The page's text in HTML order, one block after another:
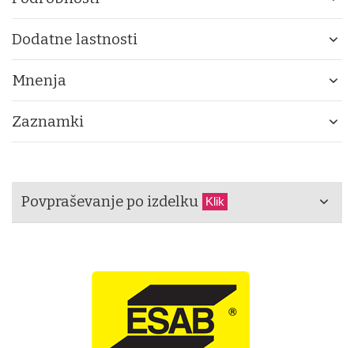
Dodatne lastnosti
Mnenja
Zaznamki
Povpraševanje po izdelku Klik